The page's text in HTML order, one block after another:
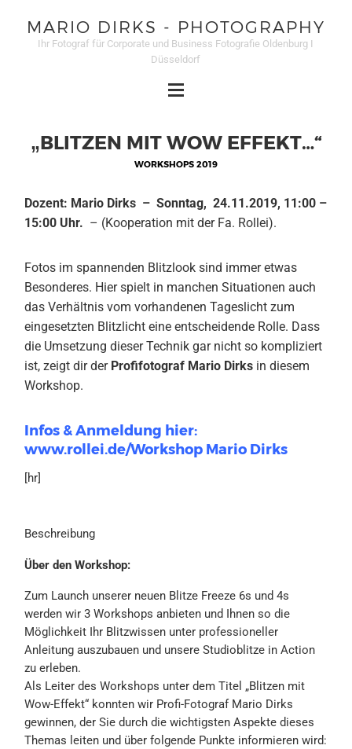
MARIO DIRKS - PHOTOGRAPHY
Ihr Fotograf für Corporate und Business Fotografie Oldenburg I
Düsseldorf
„BLITZEN MIT WOW EFFEKT…“
WORKSHOPS 2019
Dozent: Mario Dirks – Sonntag, 24.11.2019, 11:00 –
15:00 Uhr. – (Kooperation mit der Fa. Rollei).
Fotos im spannenden Blitzlook sind immer etwas
Besonderes. Hier spielt in manchen Situationen auch
das Verhältnis vom vorhandenen Tageslicht zum
eingesetzten Blitzlicht eine entscheidende Rolle. Dass
die Umsetzung dieser Technik gar nicht so kompliziert
ist, zeigt dir der Profifotograf Mario Dirks in diesem
Workshop.
Infos & Anmeldung hier:
www.rollei.de/Workshop Mario Dirks
[hr]
Beschreibung
Über den Workshop:
Zum Launch unserer neuen Blitze Freeze 6s und 4s
werden wir 3 Workshops anbieten und Ihnen so die
Möglichkeit Ihr Blitzwissen unter professioneller
Anleitung auszubauen und unsere Studioblitze in Action
zu erleben.
Als Leiter des Workshops unter dem Titel „Blitzen mit
Wow-Effekt“ konnten wir Profi-Fotograf Mario Dirks
gewinnen, der Sie durch die wichtigsten Aspekte dieses
Themas leiten und über folgende Punkte informieren wird: